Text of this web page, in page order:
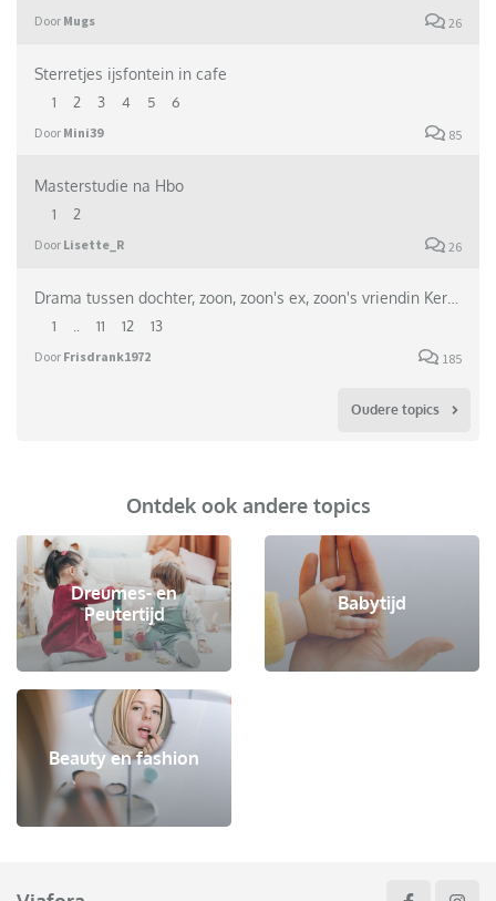
Door Mugs 26
Sterretjes ijsfontein in cafe
1 2 3 4 5 6
Door Mini39 85
Masterstudie na Hbo
1 2
Door Lisette_R 26
1 11 12 13
Door Frisdrank1972 185
Oudere topics
Ontdek ook andere topics
Dreumes- en
Peutertijd
Babytijd
Beauty en fashion